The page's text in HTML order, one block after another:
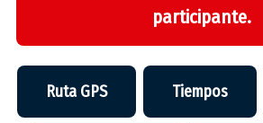
participante.
Ruta GPS Tiempos